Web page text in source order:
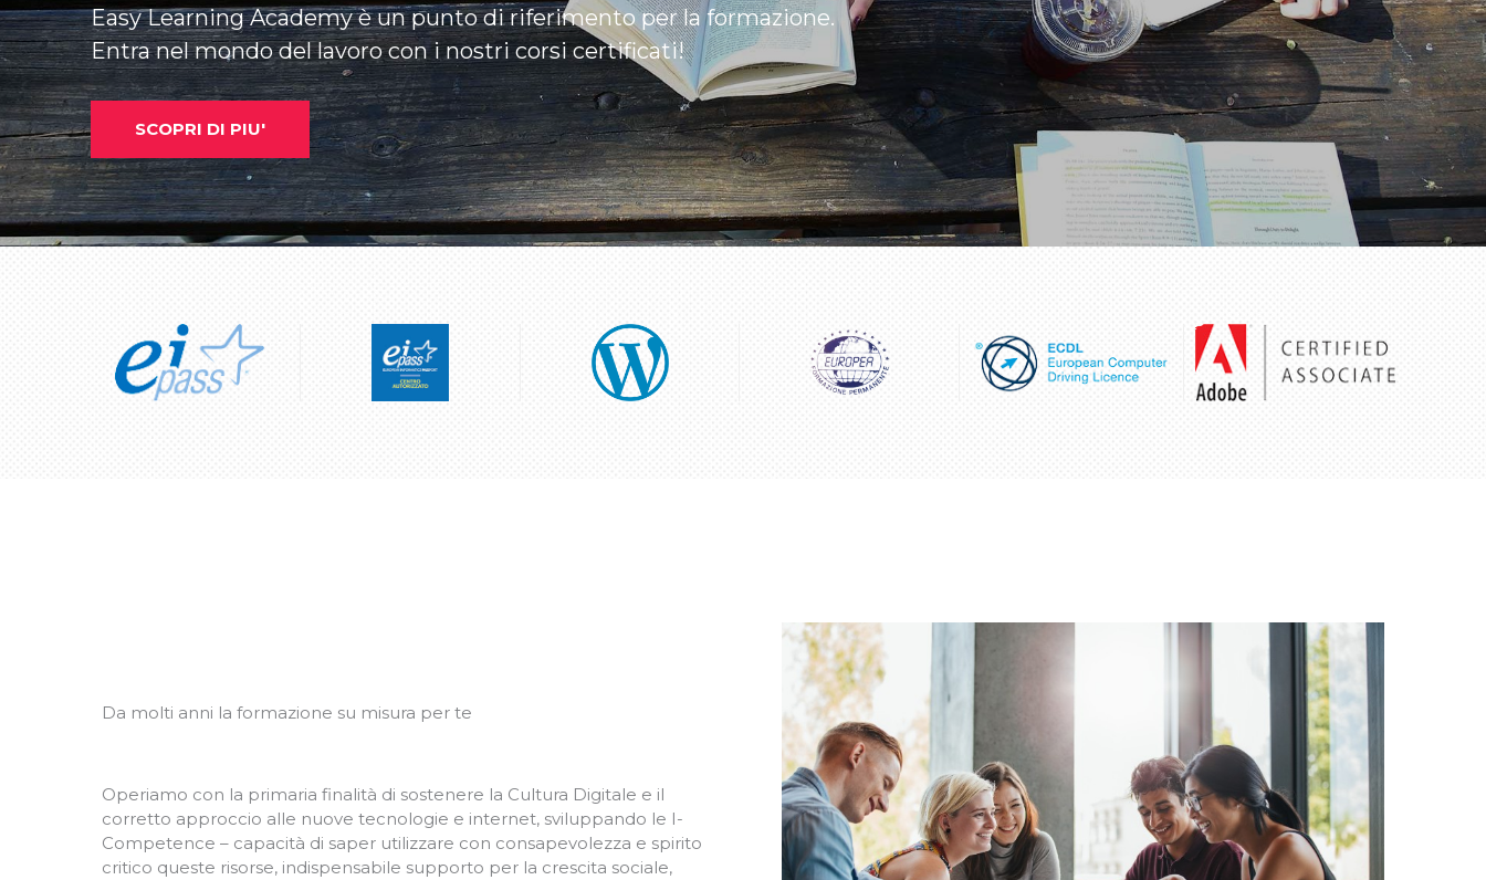
Easy Learning Academy è un punto di riferimento per la formazione.
Entra nel mondo del lavoro con i nostri corsi certificati!
SCOPRI DI PIU'
Da molti anni la formazione su misura per te
Operiamo con la primaria finalità di sostenere la Cultura Digitale e il
corretto approccio alle nuove tecnologie e internet, sviluppando le I-
Competence – capacità di saper utilizzare con consapevolezza e spirito
critico queste risorse, indispensabile supporto per la crescita sociale,